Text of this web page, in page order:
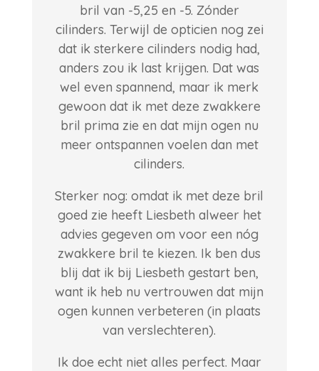
bril van -5,25 en -5. Zónder
cilinders. Terwijl de opticien nog zei
dat ik sterkere cilinders nodig had,
anders zou ik last krijgen. Dat was
wel even spannend, maar ik merk
gewoon dat ik met deze zwakkere
bril prima zie en dat mijn ogen nu
meer ontspannen voelen dan met
cilinders.
Sterker nog: omdat ik met deze bril
goed zie heeft Liesbeth alweer het
advies gegeven om voor een nóg
zwakkere bril te kiezen. Ik ben dus
blij dat ik bij Liesbeth gestart ben,
want ik heb nu vertrouwen dat mijn
ogen kunnen verbeteren (in plaats
van verslechteren).
Ik doe echt niet alles perfect. Maar